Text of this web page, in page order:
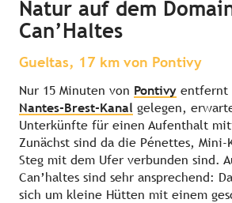
Natur auf dem
Can’Haltes
Gueltas, 17 km von Pontivy
Nur 15 Minuten von Pontivy entfernt
Nantes-Brest-Kanal gelegen,
Unterkünfte für einen Aufenthalt
Zunächst sind da die Pénettes,
Steg mit dem Ufer verbunden sind.
Can’haltes sind sehr ansprechend:
sich um kleine Hütten mit einem